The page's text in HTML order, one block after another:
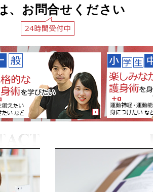
、お問合せください
見学・無料体験